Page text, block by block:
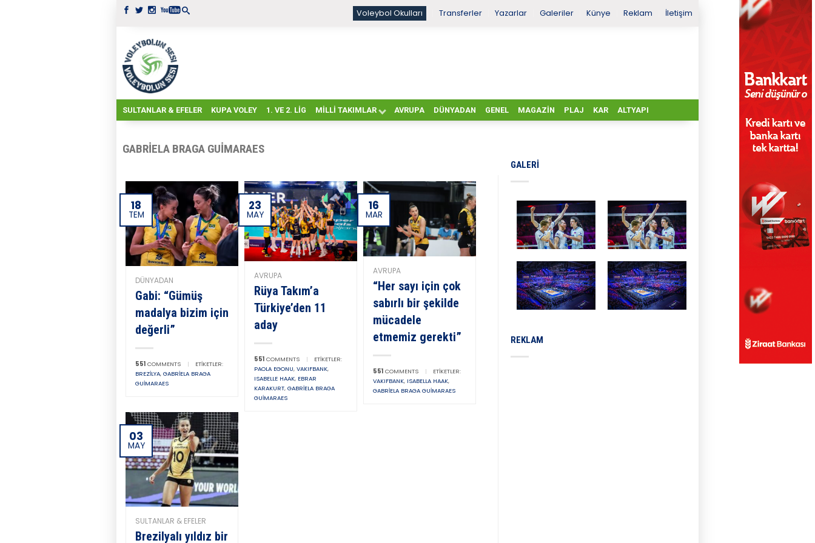
Voleybol Okulları Transferler Yazarlar Galeriler Künye Reklam İletişim
SULTANLAR & EFELER KUPA VOLEY 1. VE 2. LIG MILLI TAKIMLAR AVRUPA DÜNYADAN GENEL MAGAZIN PLAJ KAR ALTYAPI
GABRIELA BRAGA GUIMARAES
18
TEM
DÜNYADAN
Gabi: “Gümüş
madalya bizim için
değerli”
551 COMMENTS |
ETIKETLER:
BREZILYA, GABRIELA BRAGA
GUIMARAES
23
MAY
AVRUPA
Rüya Takım’a
Türkiye’den 11
aday
551 COMMENTS |
ETIKETLER:
PAOLA EGONU, VAKIFBANK,
ISABELLE HAAK, EBRAR
KARAKURT, GABRIELA BRAGA
GUIMARAES
16
MAR
AVRUPA
“Her sayı için çok
sabırlı bir şekilde
mücadele
etmemiz gerekti”
551 COMMENTS |
ETIKETLER:
VAKIFBANK, ISABELLA HAAK,
GABRIELA BRAGA GUIMARAES
03
MAY
SULTANLAR & EFELER
Brezilyalı yıldız bir
GALERI
REKLAM